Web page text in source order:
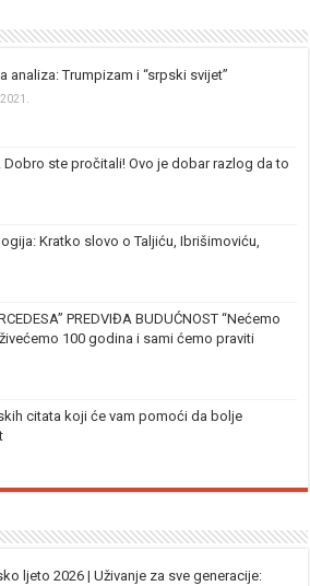
analiza: Trumpizam i “srpski svijet”
Dobro ste pročitali! Ovo je dobar razlog da to
Kratko slovo o Taljiću, Ibrišimoviću,
PREDVIĐA BUDUĆNOST “Nećemo
100 godina i sami ćemo praviti
citata koji će vam pomoći da bolje
ljeto 2026 | Uživanje za sve generacije: